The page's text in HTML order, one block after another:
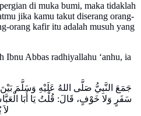
di muka bumi, maka tidaklah
jika kamu takut diserang orang-
orang kafir itu adalah musuh yang
Ibnu Abbas radhiyallahu ‘anhu, ia
جَمَعَ النَّبِيُّ صَلَّى اللهُ عَلَيْهِ وَسَلَّمَ
سَفَرٍ وَلا خَوْفٍ، قَالَ: قُلْتُ يَا أَبَا